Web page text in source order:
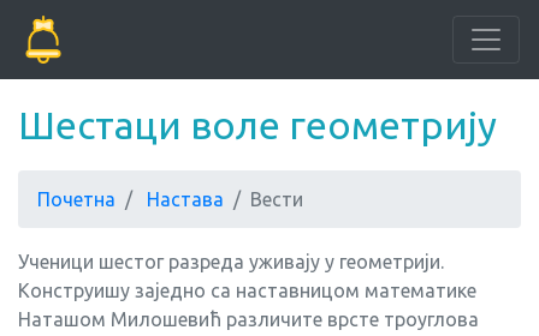
Шестаци воле геометрију
Почетна Настава Вести
Ученици шестог разреда уживају у геометрији.
Конструишу заједно са наставницом математике
Наташом Милошевић различите врсте троуглова